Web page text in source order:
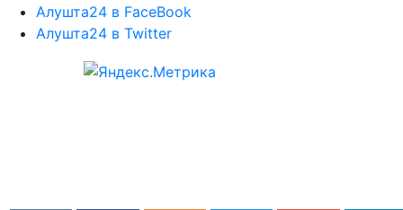
Алушта24 в FaceBook
Алушта24 в Twitter